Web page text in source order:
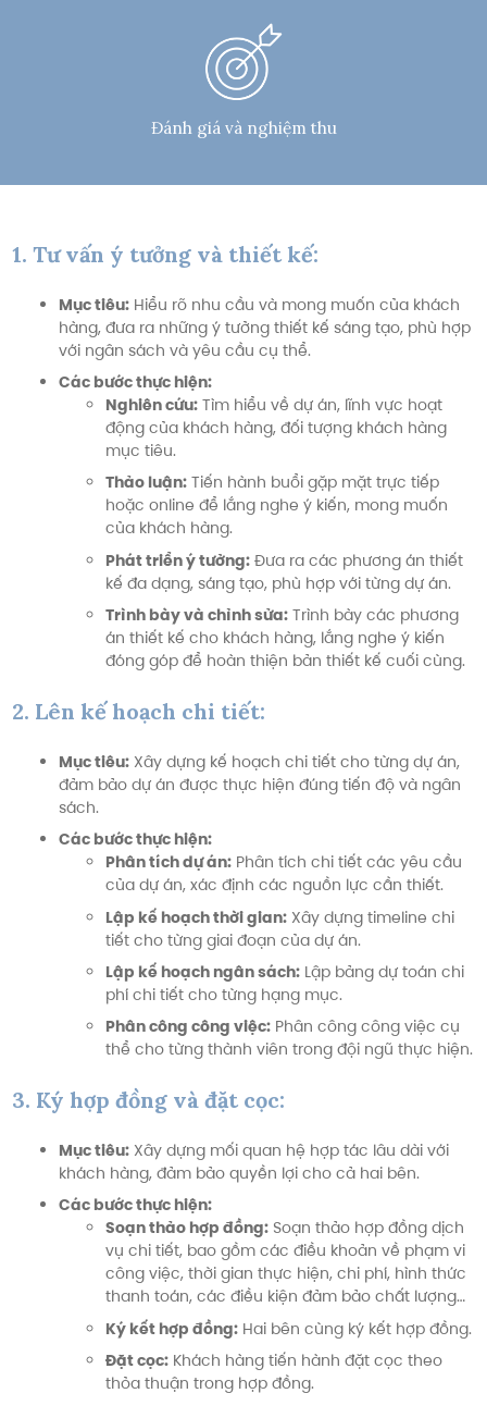
Đánh giá và nghiệm thu
1. Tư vấn ý tưởng và thiết kế:
Mục tiêu:Hiểu rõ nhu cầu và mong muốn của khách
hàng, đưa ra những ý tưởng thiết kế sáng tạo, phù hợp
với ngân sách và yêu cầu cụ thể.
Các bước thực hiện:
Nghiên cứu:Tìm hiểu về dự án, lĩnh vực hoạt
động của khách hàng, đối tượng khách hàng
mục tiêu.
Thảo luận:Tiến hành buổi gặp mặt trực tiếp
hoặc online để lắng nghe ý kiến, mong muốn
của khách hàng.
Phát triển ý tưởng:Đưa ra các phương án thiết
kế đa dạng, sáng tạo, phù hợp với từng dự án.
Trình bày và chỉnh sửa:Trình bày các phương
án thiết kế cho khách hàng, lắng nghe ý kiến
đóng góp để hoàn thiện bản thiết kế cuối cùng.
2. Lên kế hoạch chi tiết:
Mục tiêu:Xây dựng kế hoạch chi tiết cho từng dự án,
đảm bảo dự án được thực hiện đúng tiến độ và ngân
sách.
Các bước thực hiện:
Phân tích dự án:Phân tích chi tiết các yêu cầu
của dự án, xác định các nguồn lực cần thiết.
Lập kế hoạch thời gian:Xây dựng timeline chi
tiết cho từng giai đoạn của dự án.
Lập kế hoạch ngân sách:Lập bảng dự toán chi
phí chi tiết cho từng hạng mục.
Phân công công việc:Phân công công việc cụ
thể cho từng thành viên trong đội ngũ thực hiện.
3. Ký hợp đồng và đặt cọc:
Mục tiêu:Xây dựng mối quan hệ hợp tác lâu dài với
khách hàng, đảm bảo quyền lợi cho cả hai bên.
Các bước thực hiện:
Soạn thảo hợp đồng:Soạn thảo hợp đồng dịch
vụ chi tiết, bao gồm các điều khoản về phạm vi
công việc, thời gian thực hiện, chi phí, hình thức
thanh toán, các điều kiện đảm bảo chất lượng…
Ký kết hợp đồng:Hai bên cùng ký kết hợp đồng.
Đặt cọc:Khách hàng tiến hành đặt cọc theo
thỏa thuận trong hợp đồng.